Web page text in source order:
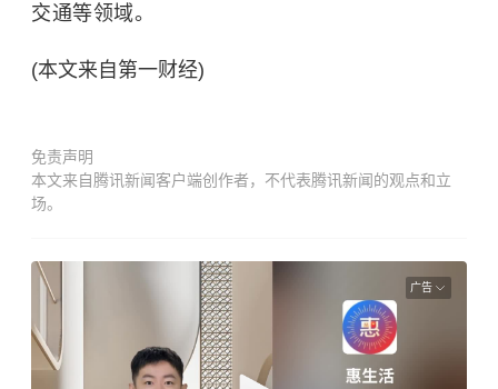
交通等领域。
(本文来自第一财经)
免责声明
本文来自腾讯新闻客户端创作者，不代表腾讯新闻的观点和立
场。
广告